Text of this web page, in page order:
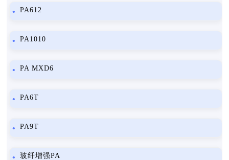
PA612
PA1010
PA MXD6
PA6T
PA9T
玻纤增强PA